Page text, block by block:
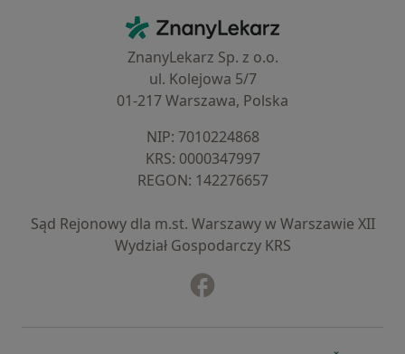
ZnanyLekarz - Strona główna
ZnanyLekarz Sp. z o.o.
ul. Kolejowa 5/7
01-217 Warszawa, Polska
NIP: ⁠7010224868
KRS: ⁠0000347997
REGON: ⁠142276657
Sąd Rejonowy dla m.st. Warszawy w Warszawie XII
Wydział Gospodarczy KRS